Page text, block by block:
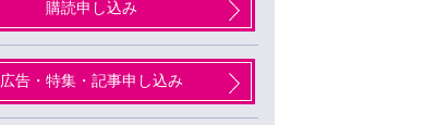
購読申し込み
広告・特集・記事申し込み